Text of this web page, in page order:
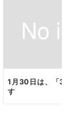
1月30日は、「3
す